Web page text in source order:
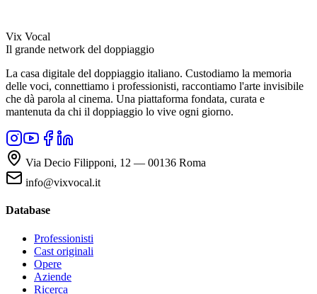
Vix Vocal
Il grande network del doppiaggio
La casa digitale del doppiaggio italiano. Custodiamo la memoria
delle voci, connettiamo i professionisti, raccontiamo l'arte invisibile
che dà parola al cinema. Una piattaforma fondata, curata e
mantenuta da chi il doppiaggio lo vive ogni giorno.
Via Decio Filipponi, 12 — 00136 Roma
info@vixvocal.it
Database
Professionisti
Cast originali
Opere
Aziende
Ricerca